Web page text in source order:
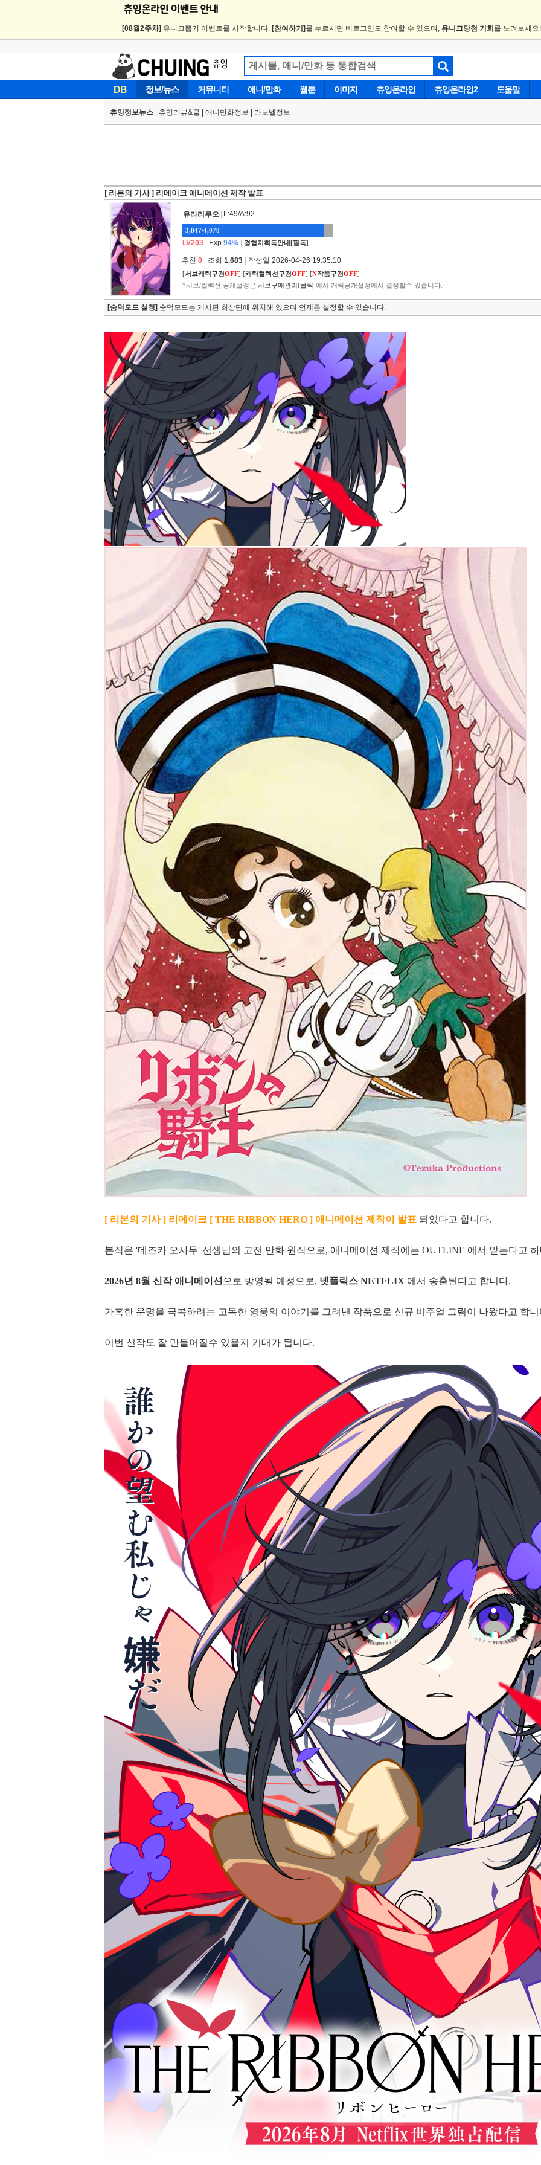
[08월2주차] 유니크뽑기 이벤트를 시작합니다. [참여하기] 를 누르시면 비로그인도 참여할 수 있으며, 유니크당첨 기회 를 노려보세요!
DB 정보/뉴스 커뮤니티 애니/만화 웹툰 이미지 츄잉온라인 츄잉온라인2 도움말
츄잉정보뉴스 츄잉리뷰&글 애니만화정보 라노벨정보
[ 리본의 기사 ] 리메이크 애니메이션 제작 발표
유라리쿠오 L:49/A:92
3,847/4,070
LV203 Exp.94% 경험치획득안내[필독]
추천 0 조회 1,683 작성일 2026-04-26 19:35:10
[서브캐릭구경OFF] [캐릭컬렉션구경OFF] [N작품구경OFF]
*서브/컬렉션 공개설정은 서브구매관리[클릭]에서 캐릭공개설정에서 결정할수 있습니다.
[숨덕모드 설정] 숨덕모드는 게시판 최상단에 위치해 있으며 언제든 설정할 수 있습니다.
[ 리본의 기사 ] 리메이크 [ THE RIBBON HERO ] 애니메이션 제작이 발표 되었다고 합니다.
본작은 '데즈카 오사무' 선생님의 고전 만화 원작으로, 애니메이션 제작에는 OUTLINE 에서 맡는다고
2026년 8월 신작 애니메이션 으로 방영될 예정으로, 넷플릭스 NETFLIX 에서 송출된다고 합니다.
가혹한 운명을 극복하려는 고독한 영웅의 이야기를 그려낸 작품으로 신규 비주얼 그림이 나왔다고 합니
이번 신작도 잘 만들어질수 있을지 기대가 됩니다.